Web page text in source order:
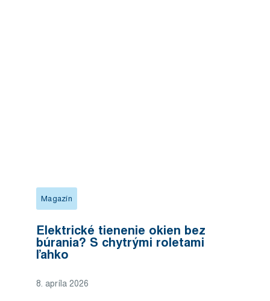
Magazín
Elektrické tienenie okien bez
búrania? S chytrými roletami
ľahko
8. apríla 2026